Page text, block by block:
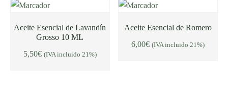
Aceite Esencial de Lavandín
Grosso 10 ML
5,50€ (IVA incluido 21%)
AÑADIR AL CARRITO
Aceite Esencial de Romero
6,00€ (IVA incluido 21%)